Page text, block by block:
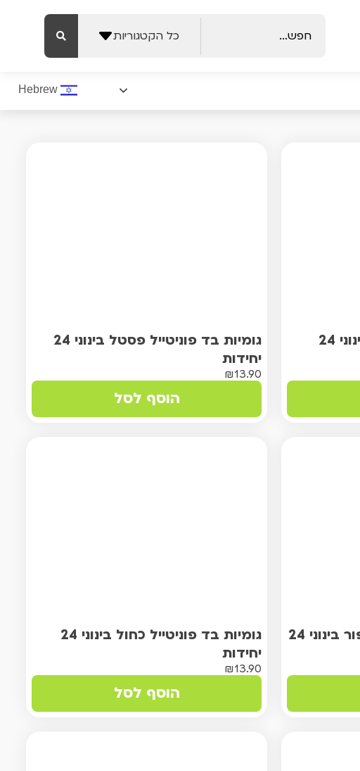
כל הקטגוריות
גומיות בד פוניטייל זורח בינוני 24
גומיות בד פוניטייל פסטל בינוני 24
יחידות
₪13.90
הוסף לסל
גומיות בד פוניטייל גווני אפור בינוני 24
גומיות בד פוניטייל כחול בינוני 24
יחידות
₪13.90
הוסף לסל